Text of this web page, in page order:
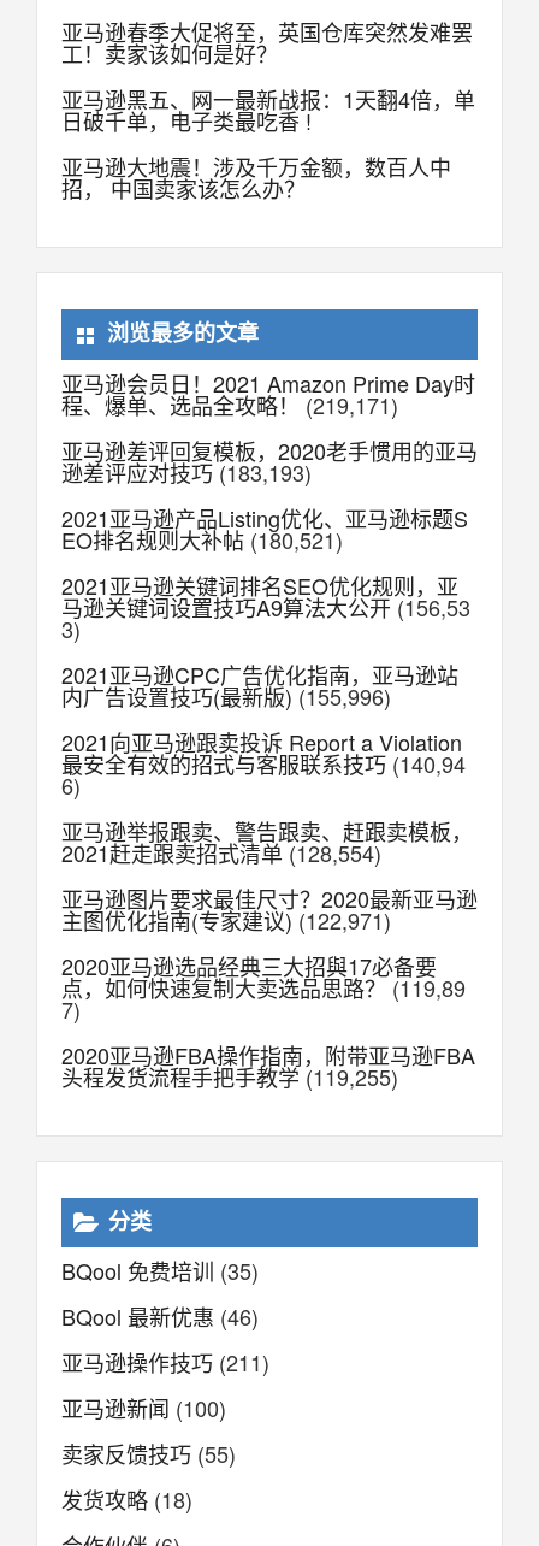
亚马逊春季大促将至，英国仓库突然发难罢
工！卖家该如何是好？
亚马逊黑五、网一最新战报：1天翻4倍，单
日破千单，电子类最吃香 !
亚马逊大地震！涉及千万金额，数百人中
招， 中国卖家该怎么办？
浏览最多的文章
亚马逊会员日！2021 Amazon Prime Day时
程、爆单、选品全攻略！
(219,171)
亚马逊差评回复模板，2020老手惯用的亚马
逊差评应对技巧(183,193)
2021亚马逊产品Listing优化、亚马逊标题S
EO排名规则大补帖 (180,521)
2021亚马逊关键词排名SEO优化规则，亚
马逊关键词设置技巧A9算法大公开(156,53
3)
2021亚马逊CPC广告优化指南，亚马逊站
内广告设置技巧(最新版)(155,996)
2021向亚马逊跟卖投诉 Report a Violation
最安全有效的招式与客服联系技巧 (140,94
6)
亚马逊举报跟卖、警告跟卖、赶跟卖模板，
2021赶走跟卖招式清单(128,554)
亚马逊图片要求最佳尺寸？2020最新亚马逊
主图优化指南(专家建议) (122,971)
2020亚马逊选品经典三大招與17必备要
点，如何快速复制大卖选品思路？ (119,89
7)
2020亚马逊FBA操作指南，附带亚马逊FBA
头程发货流程手把手教学(119,255)
分类
BQool 免费培训 (35)
BQool 最新优惠 (46)
亚马逊操作技巧 (211)
亚马逊新闻 (100)
卖家反馈技巧 (55)
发货攻略 (18)